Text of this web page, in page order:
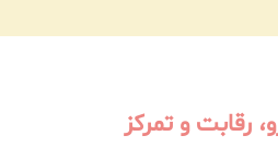
رقابت و تمرکز